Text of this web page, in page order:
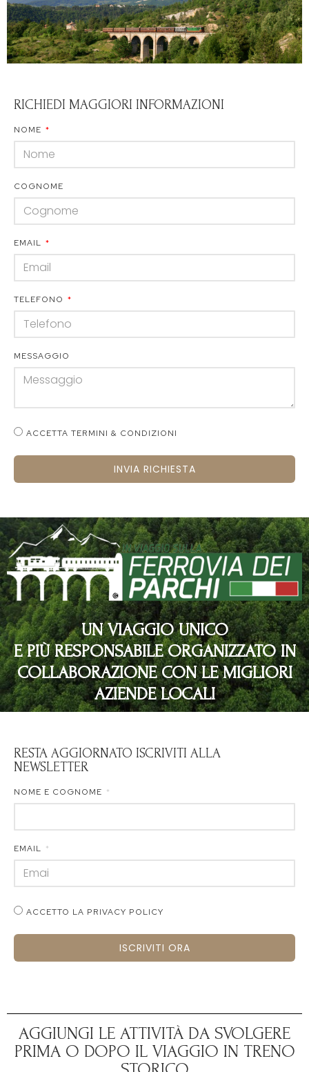
RICHIEDI MAGGIORI INFORMAZIONI
NOME
COGNOME
EMAIL
TELEFONO
MESSAGGIO
ACCETTA TERMINI & CONDIZIONI
INVIA RICHIESTA
UN VIAGGIO UNICO
E PIÙ RESPONSABILE ORGANIZZATO IN
COLLABORAZIONE CON LE MIGLIORI
AZIENDE LOCALI
RESTA AGGIORNATO ISCRIVITI ALLA
NEWSLETTER
NOME E COGNOME
EMAIL
ACCETTO LA PRIVACY POLICY
ISCRIVITI ORA
AGGIUNGI LE ATTIVITÀ DA SVOLGERE
PRIMA O DOPO IL VIAGGIO IN TRENO